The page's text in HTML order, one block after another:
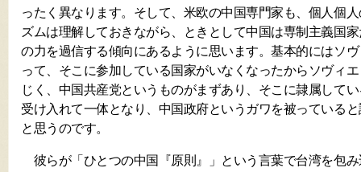
ったく異なります。そして、米欧の中国専門家も、個人個
ズムは理解しておきながら、ときとして中国は専制主義国
の力を過信する傾向にあるように思います。基本的にはソ
って、そこに参加している国家がいなくなったからソヴィ
じく、中国共産党というものがまずあり、そこに隷属して
受け入れて一体となり、中国政府というガワを被っている
と思うのです。
彼らが「ひとつの中国『原則』」という言葉で台湾を包